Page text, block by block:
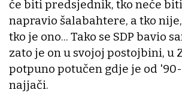
će biti predsjednik, tko neće
napravio šalabahtere, a tko
tko je ono... Tako se SDP bavio
zato je on u svojoj postojbini, u
potpuno potučen gdje je od
najjači.